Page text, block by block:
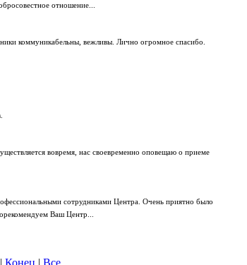
отношение...
коммуникабельны, вежливы. Лично огромное спасибо.
вовремя, нас своевременно оповещаю о приеме
сотрудниками Центра. Очень приятно было
Ваш Центр...
| Конец | Все